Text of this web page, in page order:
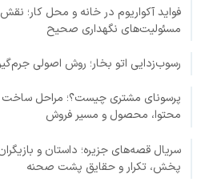
فواید آکواریوم در خانه و محل کار؛
مسئولیت‌های نگهداری صحیح
رسوب‌زدایی اتو بخار؛ روش اصولی
پرسونای مشتری چیست؟؛ مراحل ساخت
محتوا، محصول و مسیر فروش
پخش، تکرار و حقایق پشت صحنه